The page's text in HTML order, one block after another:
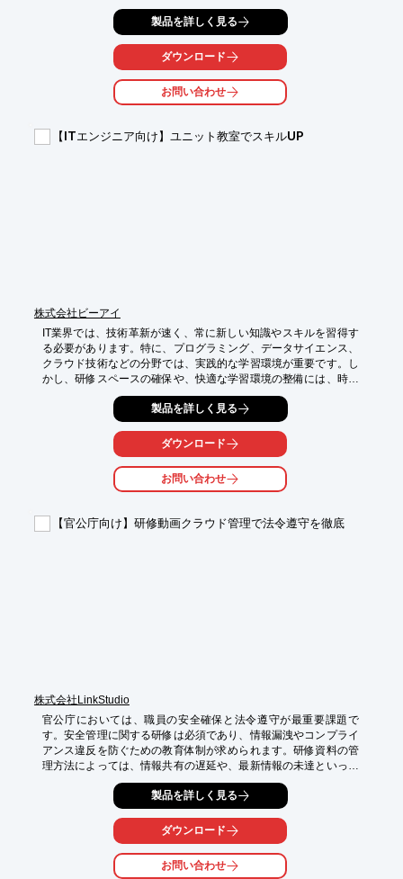
キルを10分の動画に凝縮し、教育の標準化と効率化を実現しま
【活用シーン】
・新人スタッフの初期研修
・既存スタッフのスキルアップ
・多店舗展開における教育の均一化
・教育コストの削減
製品を詳しく見る
ダウンロード
お問い合わせ
【ITエンジニア向け】ユニット教室でスキルUP
株式会社ビーアイ
IT業界では、技術革新が速く、常に新しい知識やスキルを習得す
る必要があります。特に、プログラミング、データサイエンス、
クラウド技術などの分野では、実践的な学習環境が重要です。し
かし、研修スペースの確保や、快適な学習環境の整備には、時間
とコストがかかる場合があります。ユニット教室は、教育施設や
研修スペースとしても有効な選択肢です。鉄骨構造による高い耐
久性に加え、遮音性や空調設備を整えやすく、学習に集中できる
室内環境を整備できます。規格ユニットを連結するだけで教室サ
イズを変更できるため、受講人数や用途に応じた柔軟な拡張が可
能。輸入ユニットを用いることで、初期導入コストを大きく抑え
ることもできます。
【活用シーン】
・プログラミングスクール
製品を詳しく見る
ダウンロード
お問い合わせ
【官公庁向け】研修動画クラウド管理で法令遵守を徹底
株式会社LinkStudio
官公庁においては、職員の安全確保と法令遵守が最重要課題で
す。安全管理に関する研修は必須であり、情報漏洩やコンプライ
アンス違反を防ぐための教育体制が求められます。研修資料の管
理方法によっては、情報共有の遅延や、最新情報の未達といった
リスクも存在します。これらの課題を解決するためには、研修動
画のクラウド管理が有効です。
【活用シーン】
・職員への安全教育
・情報セキュリティ教育
・コンプライアンス研修
製品を詳しく見る
ダウンロード
お問い合わせ